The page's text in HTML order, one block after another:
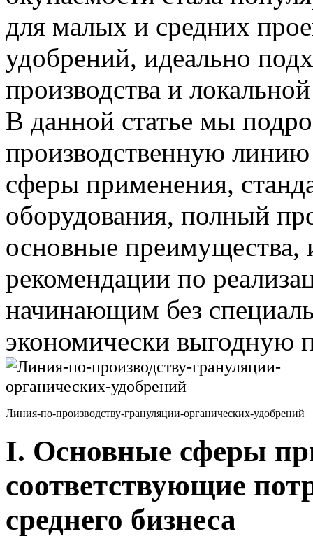
для малых и средних
удобрений, идеально
производства и
В данной статье мы
производственную
сферы применения,
оборудования, полный
основные преимущества,
рекомендации по
начинающим без
экономически выгодную
Линия-по-производству-грануляции-органических-удобрений
I. Основные сферы
соответствующие
среднего бизнеса